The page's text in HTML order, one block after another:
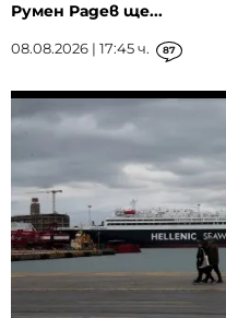
Румен Радев ще...
08.08.2026 | 17:45 ч. 87